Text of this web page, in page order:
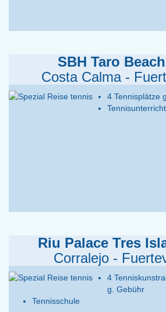
SBH Taro Beach
Costa Calma -
4 Tennisplätze
Tennisunterricht
Riu Palace Tres
Corralejo -
4
g. Gebühr
Tennisschule